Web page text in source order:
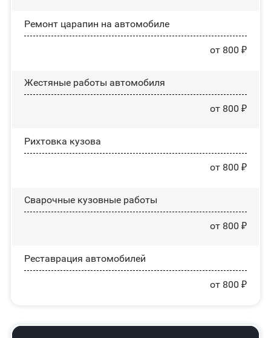
Ремонт царапин на автомобиле
от 800 ₽
Жестяные работы автомобиля
от 800 ₽
Рихтовка кузова
от 800 ₽
Сварочные кузовные работы
от 800 ₽
Реставрация автомобилей
от 800 ₽